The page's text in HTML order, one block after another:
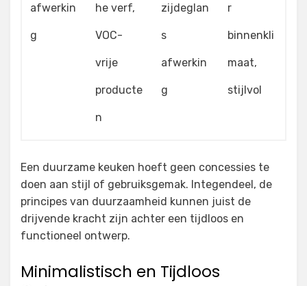
afwerkin
g
he verf,
VOC-
vrije
producte
n
zijdeglan
s
afwerkin
g
r
binnenkli
maat,
stijlvol
Een duurzame keuken hoeft geen concessies te
doen aan stijl of gebruiksgemak. Integendeel, de
principes van duurzaamheid kunnen juist de
drijvende kracht zijn achter een tijdloos en
functioneel ontwerp.
Minimalistisch en Tijdloos